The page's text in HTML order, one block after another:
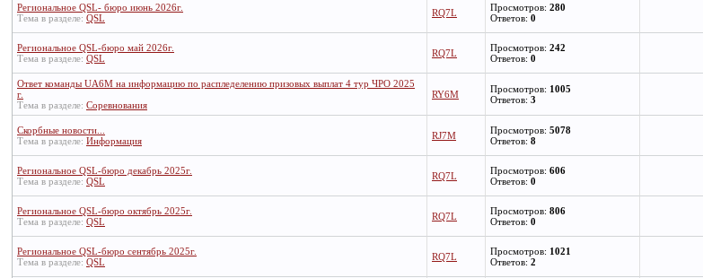
Региональное QSL- бюро июнь 2026г.
Тема в разделе: QSL RQ7L Просмотров: 280
Ответов: 0
Региональное QSL-бюро май 2026г.
Тема в разделе: QSL RQ7L Просмотров: 242
Ответов: 0
Ответ команды UA6M на информацию по распледелению призовых выплат 4 тур ЧРО 2025
г.
Тема в разделе: Соревнования
RY6M Просмотров: 1005
Ответов: 3
Скорбные новости...
Тема в разделе: Информация RJ7M Просмотров: 5078
Ответов: 8
Региональное QSL-бюро декабрь 2025г.
Тема в разделе: QSL RQ7L Просмотров: 606
Ответов: 0
Региональное QSL-бюро октябрь 2025г.
Тема в разделе: QSL RQ7L Просмотров: 806
Ответов: 0
Региональное QSL-бюро сентябрь 2025г.
Тема в разделе: QSL RQ7L Просмотров: 1021
Ответов: 2